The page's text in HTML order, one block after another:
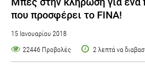
που προσφέρει το FINA!
15 Ιανουαρίου 2018
22446 Προβολές
2 λεπτά να